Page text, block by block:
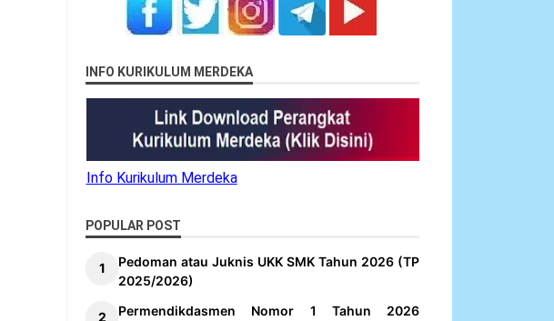
INFO KURIKULUM MERDEKA
Info Kurikulum Merdeka
POPULAR POST
Pedoman atau Juknis UKK SMK Tahun 2026 (TP
2025/2026)
Permendikdasmen Nomor 1 Tahun 2026